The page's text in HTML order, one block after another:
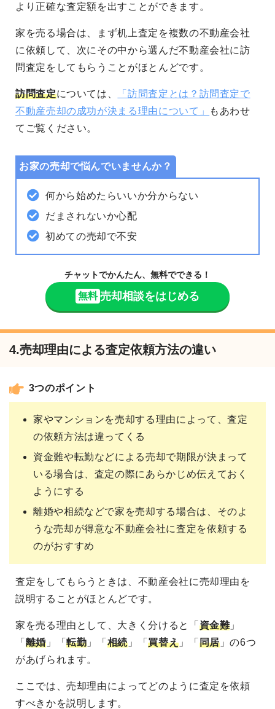
より正確な査定額を出すことができます。
家を売る場合は、まず机上査定を複数の不動産会社
に依頼して、次にその中から選んだ不動産会社に訪
問査定をしてもらうことがほとんどです。
訪問査定については、
「訪問査定とは？訪問査定で
不動産売却の成功が決まる理由について」
もあわせ
てご覧ください。
お家の売却で悩んでいませんか？
何から始めたらいいか分からない
だまされないか心配
初めての売却で不安
チャットでかんたん、無料でできる！
無料 売却相談をはじめる
4.売却理由による査定依頼方法の違い
3つのポイント
家やマンションを売却する理由によって、査定
の依頼方法は違ってくる
資金難や転勤などによる売却で期限が決まって
いる場合は、査定の際にあらかじめ伝えておく
ようにする
離婚や相続などで家を売却する場合は、そのよ
うな売却が得意な不動産会社に査定を依頼する
のがおすすめ
査定をしてもらうときは、不動産会社に売却理由を
説明することがほとんどです。
家を売る理由として、大きく分けると「 資金難」
「 離婚」「転勤 」「 相続 」「買替え 」「 同居」の6つ
があげられます。
ここでは、売却理由によってどのように査定を依頼
すべきかを説明します。